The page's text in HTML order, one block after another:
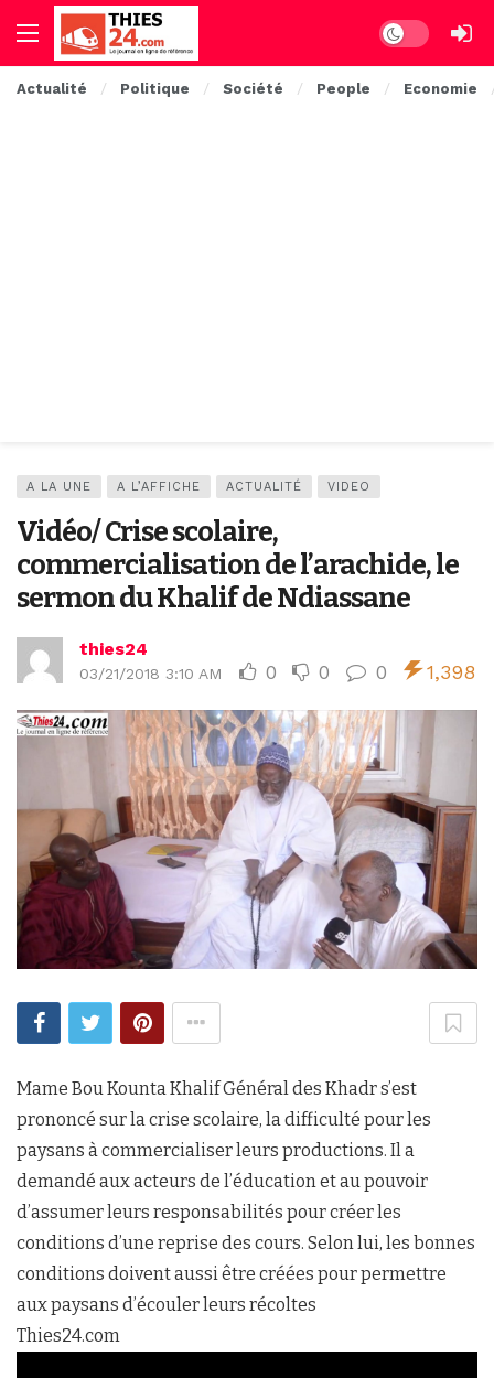
Dark mode
Actualité Politique Société People Economie
A LA UNE A L’AFFICHE ACTUALITÉ VIDEO
Vidéo/ Crise scolaire,
commercialisation de l’arachide, le
sermon du Khalif de Ndiassane
thies24
03/21/2018 3:10 AM 0 0 0 1,398
Mame Bou Kounta Khalif Général des Khadr s’est
prononcé sur la crise scolaire, la difficulté pour les
paysans à commercialiser leurs productions. Il a
demandé aux acteurs de l’éducation et au pouvoir
d’assumer leurs responsabilités pour créer les
conditions d’une reprise des cours. Selon lui, les bonnes
conditions doivent aussi être créées pour permettre
aux paysans d’écouler leurs récoltes
Thies24.com